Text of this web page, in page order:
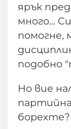
ярък
много...
помогне,
подобно
Но вие
борехте?